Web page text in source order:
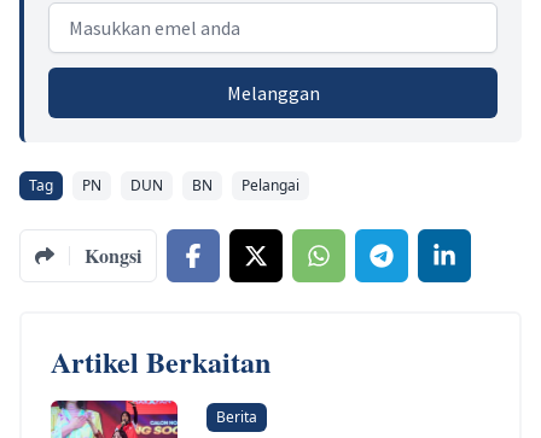
Email address
Melanggan
Tag PN DUN BN Pelangai
Kongsi
Artikel Berkaitan
Berita